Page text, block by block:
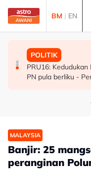
Skip to main content
BM | EN
POLITIK
[TERKINI] 10
pentadbiran Negeri
MALAYSIA
MAG wajibkan
Malaysia Airlines
POLITIK
PRU16:
PN pula berliku -
MALAYSIA
Banjir: 25
peranginan